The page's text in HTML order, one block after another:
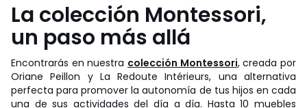
La colección Montessori,
un paso más allá
Encontrarás en nuestra colección Montessori, creada por
Oriane Peillon y La Redoute Intérieurs, una alternativa
perfecta para promover la autonomía de tus hijos en cada
una de sus actividades del día a día. Hasta 10 muebles